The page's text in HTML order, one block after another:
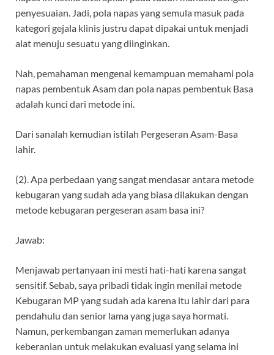
penyesuaian. Jadi, pola napas yang semula masuk pada
kategori gejala klinis justru dapat dipakai untuk menjadi
alat menuju sesuatu yang diinginkan.
Nah, pemahaman mengenai kemampuan memahami pola
napas pembentuk Asam dan pola napas pembentuk Basa
adalah kunci dari metode ini.
Dari sanalah kemudian istilah Pergeseran Asam-Basa
lahir.
(2). Apa perbedaan yang sangat mendasar antara metode
kebugaran yang sudah ada yang biasa dilakukan dengan
metode kebugaran pergeseran asam basa ini?
Jawab:
Menjawab pertanyaan ini mesti hati-hati karena sangat
sensitif. Sebab, saya pribadi tidak ingin menilai metode
Kebugaran MP yang sudah ada karena itu lahir dari para
pendahulu dan senior lama yang juga saya hormati.
Namun, perkembangan zaman memerlukan adanya
keberanian untuk melakukan evaluasi yang selama ini